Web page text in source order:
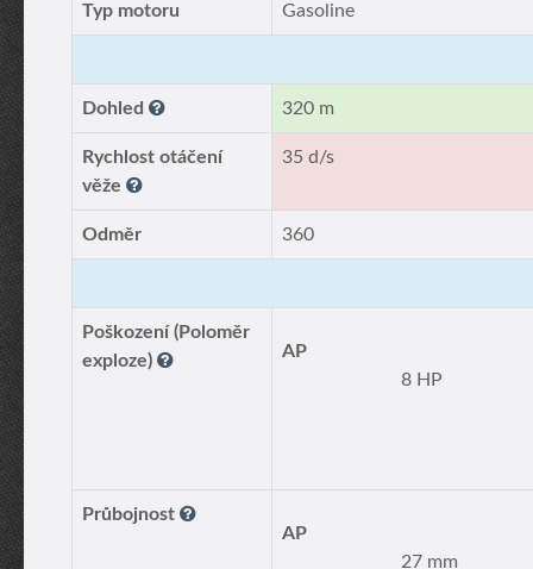
Typ motoru Gasoline
Dohled 320 m
Rychlost otáčení
věže
35 d/s
Odměr 360
Poškození (Poloměr
exploze)
AP
8 HP
Průbojnost
AP
27 mm